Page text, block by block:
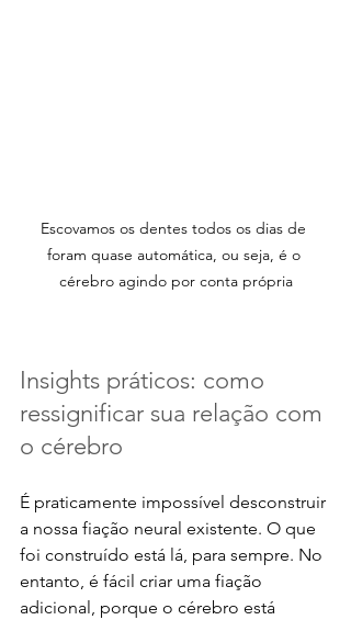
Escovamos os dentes todos os dias de
foram quase automática, ou seja, é o
cérebro agindo por conta própria
Insights práticos: como
ressignificar sua relação com
o cérebro
É praticamente impossível desconstruir
a nossa fiação neural existente. O que
foi construído está lá, para sempre. No
entanto, é fácil criar uma fiação
adicional, porque o cérebro está